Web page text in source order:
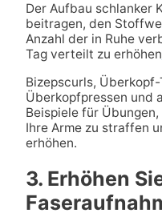
Der Aufbau schlanker
beitragen, den
Anzahl der in Ruhe
Tag verteilt zu erhöhen
Bizepscurls,
Überkopfpressen und
Beispiele für
Ihre Arme zu straffen
erhöhen.
3. Erhöhen